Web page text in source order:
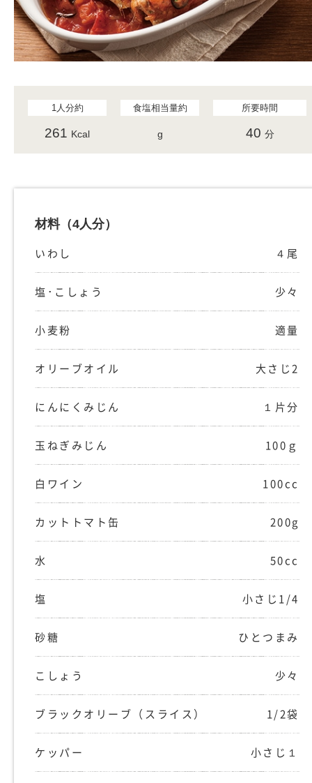
1人分約
261 Kcal
食塩相当量約
g
所要時間
40 分
材料（4人分）
いわし ４尾
塩･こしょう 少々
小麦粉 適量
オリーブオイル 大さじ2
にんにくみじん １片分
玉ねぎみじん 100ｇ
白ワイン 100cc
カットトマト缶 200g
水 50cc
塩 小さじ1/4
砂糖 ひとつまみ
こしょう 少々
ブラックオリーブ（スライス） 1/2袋
ケッパー 小さじ１